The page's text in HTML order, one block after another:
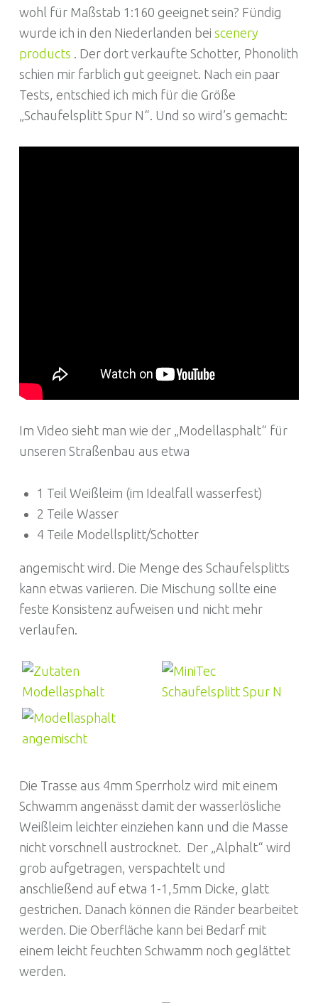
wohl für Maßstab 1:160 geeignet sein? Fündig
wurde ich in den Niederlanden bei scenery
products . Der dort verkaufte Schotter, Phonolith
schien mir farblich gut geeignet. Nach ein paar
Tests, entschied ich mich für die Größe
„Schaufelsplitt Spur N“. Und so wird’s gemacht:
Im Video sieht man wie der „Modellasphalt“ für
unseren Straßenbau aus etwa
1 Teil Weißleim (im Idealfall wasserfest)
2 Teile Wasser
4 Teile Modellsplitt/Schotter
angemischt wird. Die Menge des Schaufelsplitts
kann etwas variieren. Die Mischung sollte eine
feste Konsistenz aufweisen und nicht mehr
verlaufen.
Die Trasse aus 4mm Sperrholz wird mit einem
Schwamm angenässt damit der wasserlösliche
Weißleim leichter einziehen kann und die Masse
nicht vorschnell austrocknet. Der „Alphalt“ wird
grob aufgetragen, verspachtelt und
anschließend auf etwa 1-1,5mm Dicke, glatt
gestrichen. Danach können die Ränder bearbeitet
werden. Die Oberfläche kann bei Bedarf mit
einem leicht feuchten Schwamm noch geglättet
werden.